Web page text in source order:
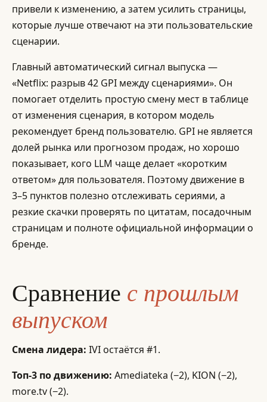
привели к изменению, а затем усилить страницы,
которые лучше отвечают на эти пользовательские
сценарии.
Главный автоматический сигнал выпуска —
«Netflix: разрыв 42 GPI между сценариями». Он
помогает отделить простую смену мест в таблице
от изменения сценария, в котором модель
рекомендует бренд пользователю. GPI не является
долей рынка или прогнозом продаж, но хорошо
показывает, кого LLM чаще делает «коротким
ответом» для пользователя. Поэтому движение в
3–5 пунктов полезно отслеживать сериями, а
резкие скачки проверять по цитатам, посадочным
страницам и полноте официальной информации о
бренде.
Сравнение с прошлым
выпуском
Смена лидера: IVI остаётся #1.
Топ-3 по движению: Amediateka (−2), KION (−2),
more.tv (−2).